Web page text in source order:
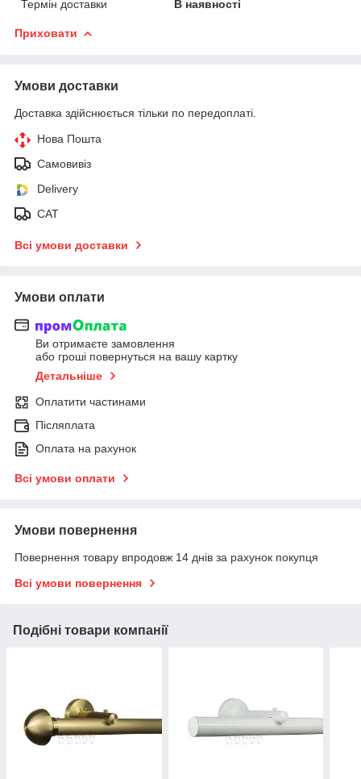
Термін доставки В наявності
Приховати
Умови доставки
Доставка здійснюється тільки по передоплаті.
Нова Пошта
Самовивіз
Delivery
САТ
Всі умови доставки
Умови оплати
Ви отримаєте замовлення
або гроші повернуться на вашу картку
Детальніше
Оплатити частинами
Післяплата
Оплата на рахунок
Всі умови оплати
Умови повернення
Повернення товару впродовж 14 днів за рахунок покупця
Всі умови повернення
Подібні товари компанії